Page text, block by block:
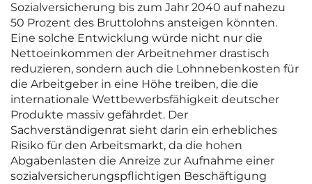
Sozialversicherung bis zum Jahr 2040 auf nahezu
50 Prozent des Bruttolohns ansteigen könnten.
Eine solche Entwicklung würde nicht nur die
Nettoeinkommen der Arbeitnehmer drastisch
reduzieren, sondern auch die Lohnnebenkosten für
die Arbeitgeber in eine Höhe treiben, die die
internationale Wettbewerbsfähigkeit deutscher
Produkte massiv gefährdet. Der
Sachverständigenrat sieht darin ein erhebliches
Risiko für den Arbeitsmarkt, da die hohen
Abgabenlasten die Anreize zur Aufnahme einer
sozialversicherungspflichtigen Beschäftigung